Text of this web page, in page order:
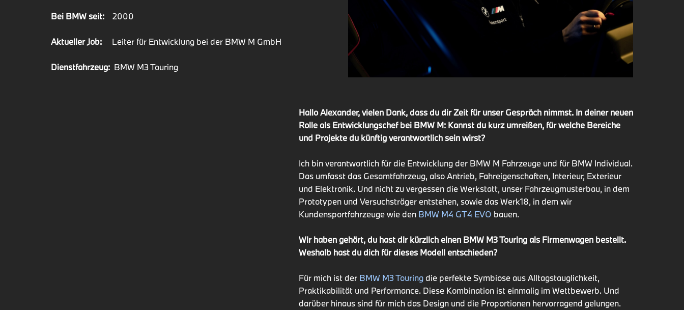
Bei BMW seit: 2000
Aktueller Job: Leiter für Entwicklung bei der BMW M GmbH
Dienstfahrzeug: BMW M3 Touring
Hallo Alexander, vielen Dank, dass du dir Zeit für unser Gespräch nimmst. In deiner neuen
Rolle als Entwicklungschef bei BMW M: Kannst du kurz umreißen, für welche Bereiche
und Projekte du künftig verantwortlich sein wirst?
Ich bin verantwortlich für die Entwicklung der BMW M Fahrzeuge und für BMW Individual.
Das umfasst das Gesamtfahrzeug, also Antrieb, Fahreigenschaften, Interieur, Exterieur
und Elektronik. Und nicht zu vergessen die Werkstatt, unser Fahrzeugmusterbau, in dem
Prototypen und Versuchsträger entstehen, sowie das Werk18, in dem wir
Kundensportfahrzeuge wie den BMW M4 GT4 EVO bauen.
Wir haben gehört, du hast dir kürzlich einen BMW M3 Touring als Firmenwagen bestellt.
Weshalb hast du dich für dieses Modell entschieden?
Für mich ist der BMW M3 Touringdie perfekte Symbiose aus Alltagstauglichkeit,
Praktikabilität und Performance. Diese Kombination ist einmalig im Wettbewerb. Und
darüber hinaus sind für mich das Design und die Proportionen hervorragend gelungen.